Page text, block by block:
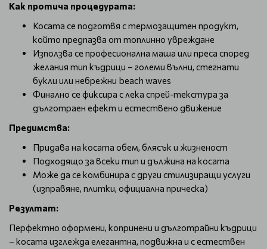
Как протича процедурата:
Косата се подготвя с термозащитен продукт,
който предпазва от топлинно увреждане
Използва се професионална маша или преса според
желания тип къдрици – големи вълни, стегнати
букли или небрежни beach waves
Финално се фиксира с лека спрей-текстура за
дълготраен ефект и естествено движение
Предимства:
Придава на косата обем, блясък и жизненост
Подходящо за всеки тип и дължина на косата
Може да се комбинира с други стилизиращи услуги
(изправяне, плитки, официална прическа)
Резултат:
Перфектно оформени, копринени и дълготрайни къдрици
– косата изглежда елегантна, подвижна и с естествен